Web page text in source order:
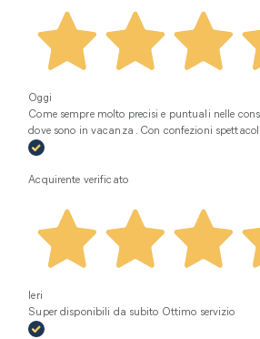
Oggi
Come sempre molto precisi e puntuali nelle
dove sono in vacanza . Con confezioni
Acquirente verificato
Ieri
Super disponibili da subito Ottimo servizio